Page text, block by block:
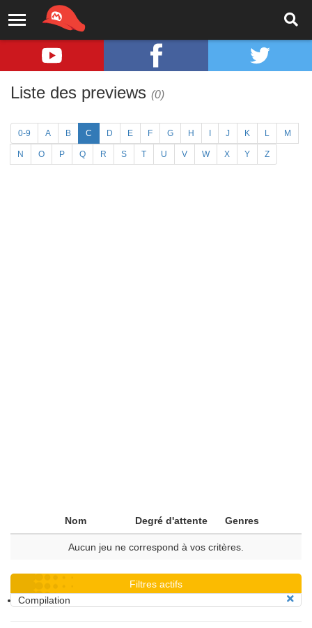
Liste des previews (0)
0-9 A B C D E F G H J K L M
N O P Q R S T U V W X Y Z
Nom Degré d'attente Genres
Aucun jeu ne correspond à vos critères.
Filtres actifs
Compilation